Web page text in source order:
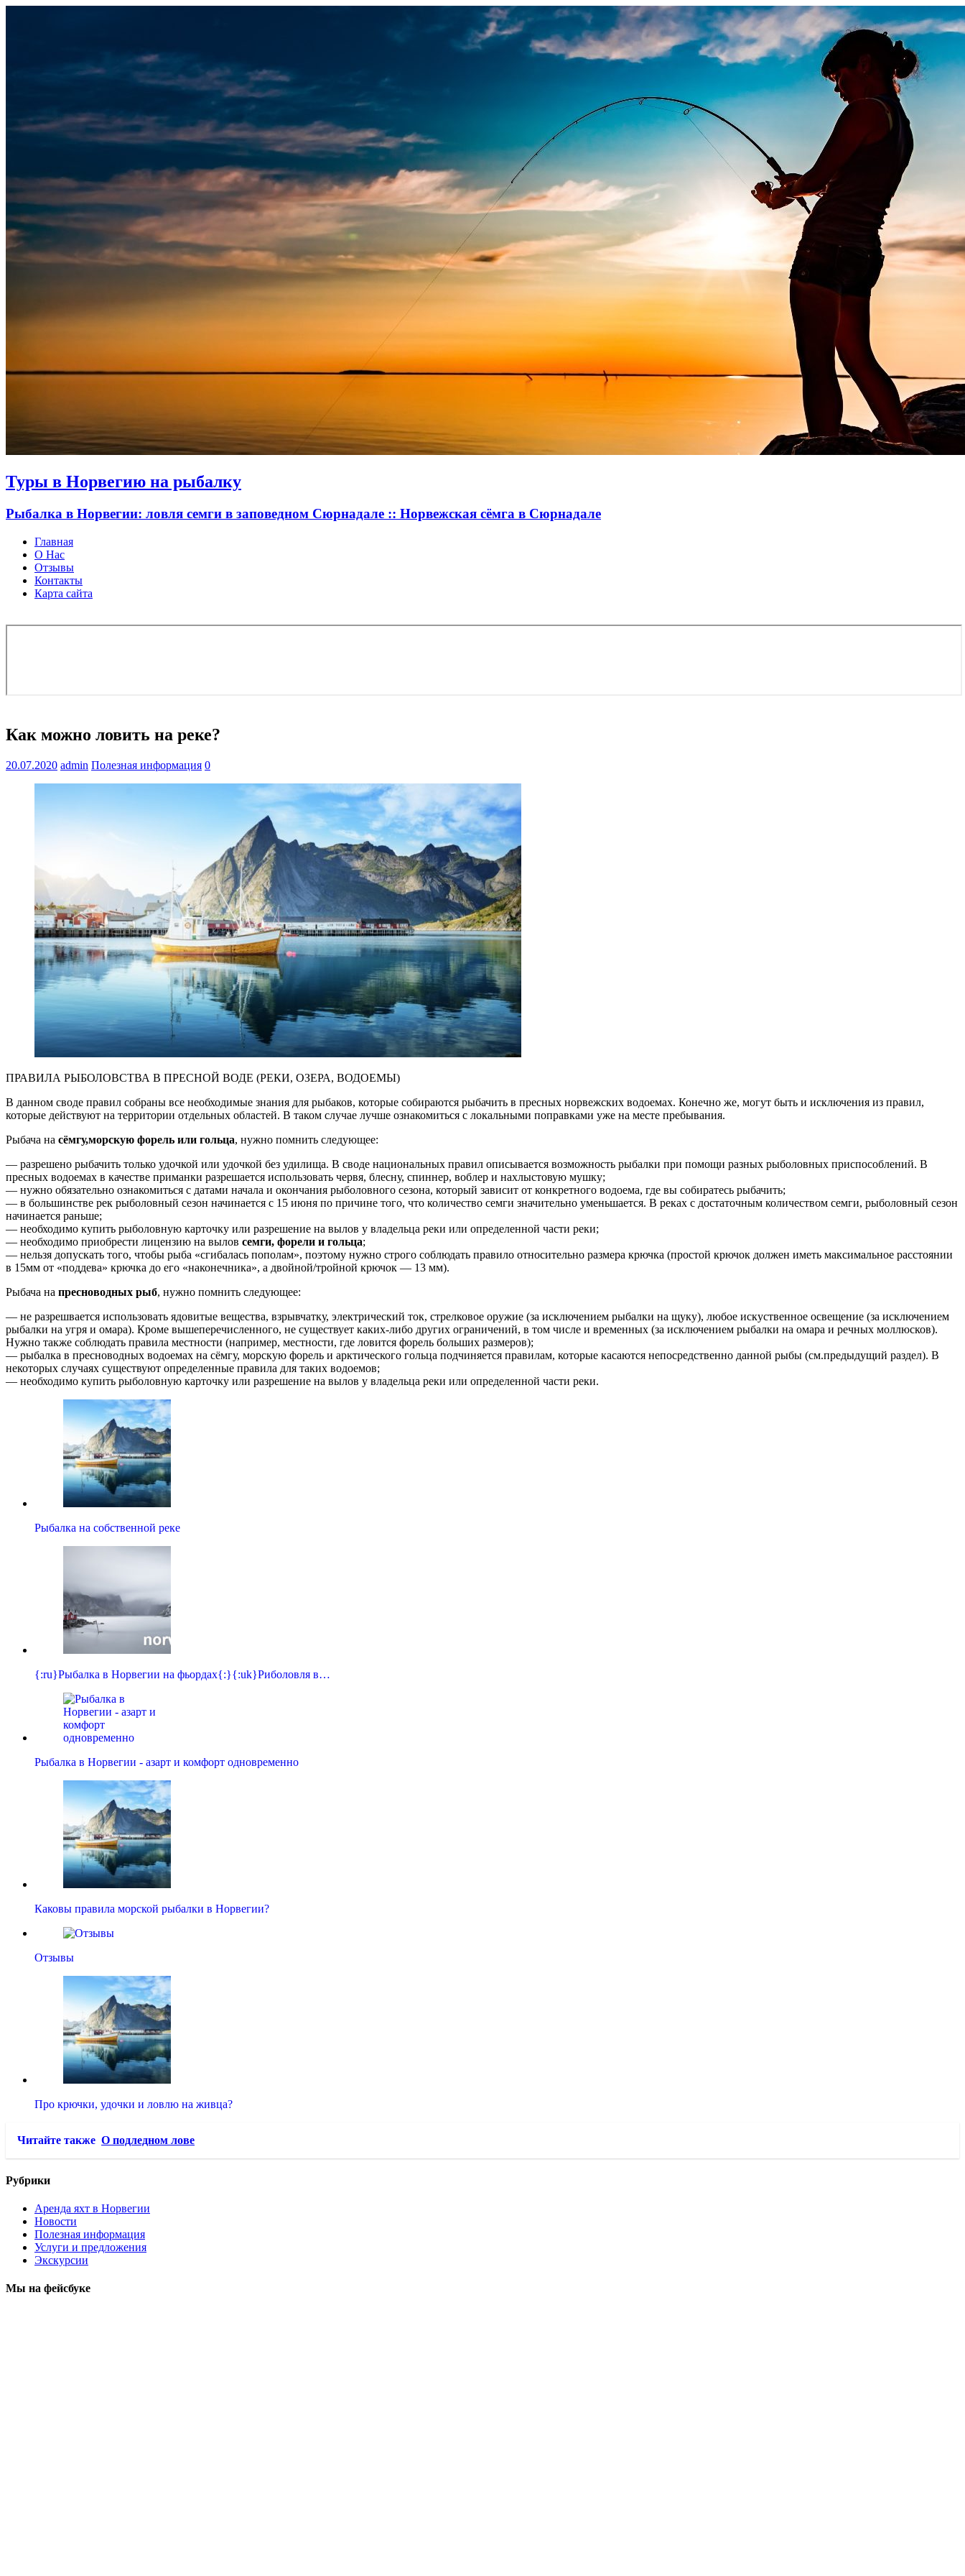
Туры в Норвегию на рыбалку
Рыбалка в Норвегии: ловля семги в заповедном Сюрнадале :: Норвежская сёмга в Сюрнадале
Главная
О Нас
Отзывы
Контакты
Карта сайта
Как можно ловить на реке?
20.07.2020 admin Полезная информация 0
ПРАВИЛА РЫБОЛОВСТВА В ПРЕСНОЙ ВОДЕ (РЕКИ, ОЗЕРА, ВОДОЕМЫ)
В данном своде правил собраны все необходимые знания для рыбаков, которые собираются рыбачить в пресных норвежских водоемах. Конечно же, могут быть и исключения из правил,
которые действуют на территории отдельных областей. В таком случае лучше ознакомиться с локальными поправками уже на месте пребывания.
Рыбача на сёмгу,морскую форель или гольца, нужно помнить следующее:
— разрешено рыбачить только удочкой или удочкой без удилища. В своде национальных правил описывается возможность рыбалки при помощи разных рыболовных приспособлений. В
пресных водоемах в качестве приманки разрешается использовать червя, блесну, спиннер, воблер и нахлыстовую мушку;
— нужно обязательно ознакомиться с датами начала и окончания рыболовного сезона, который зависит от конкретного водоема, где вы собиратесь рыбачить;
— в большинстве рек рыболовный сезон начинается с 15 июня по причине того, что количество семги значительно уменьшается. В реках с достаточным количеством семги, рыболовный сезон
начинается раньше;
— необходимо купить рыболовную карточку или разрешение на вылов у владельца реки или определенной части реки;
— необходимо приобрести лицензию на вылов семги, форели и гольца;
— нельзя допускать того, чтобы рыба «сгибалась пополам», поэтому нужно строго соблюдать правило относительно размера крючка (простой крючок должен иметь максимальное расстоянии
в 15мм от «поддева» крючка до его «наконечника», а двойной/тройной крючок — 13 мм).
Рыбача на пресноводных рыб, нужно помнить следующее:
— не разрешвается использовать ядовитые вещества, взрывчатку, электрический ток, стрелковое оружие (за исключением рыбалки на щуку), любое искуственное освещение (за исключением
рыбалки на угря и омара). Кроме вышеперечисленного, не существует каких-либо других ограничений, в том числе и временных (за исключением рыбалки на омара и речных моллюсков).
Нужно также соблюдать правила местности (например, местности, где ловится форель больших размеров);
— рыбалка в пресноводных водоемах на сёмгу, морскую форель и арктического гольца подчиняется правилам, которые касаются непосредственно данной рыбы (см.предыдущий раздел). В
некоторых случаях существуют определенные правила для таких водоемов;
— необходимо купить рыболовную карточку или разрешение на вылов у владельца реки или определенной части реки.
Рыбалка на собственной реке
{:ru}Рыбалка в Норвегии на фьордах{:}{:uk}Риболовля в…
Рыбалка в Норвегии - азарт и комфорт одновременно
Каковы правила морской рыбалки в Норвегии?
Отзывы
Про крючки, удочки и ловлю на живца?
Читайте также О подледном лове
Рубрики
Аренда яхт в Норвегии
Новости
Полезная информация
Услуги и предложения
Экскурсии
Мы на фейсбуке
Узнать больше.